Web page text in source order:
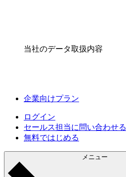
当社のデータ取扱内容
企業向けプラン
ログイン
セールス担当に問い合わせる
無料ではじめる
メニュー